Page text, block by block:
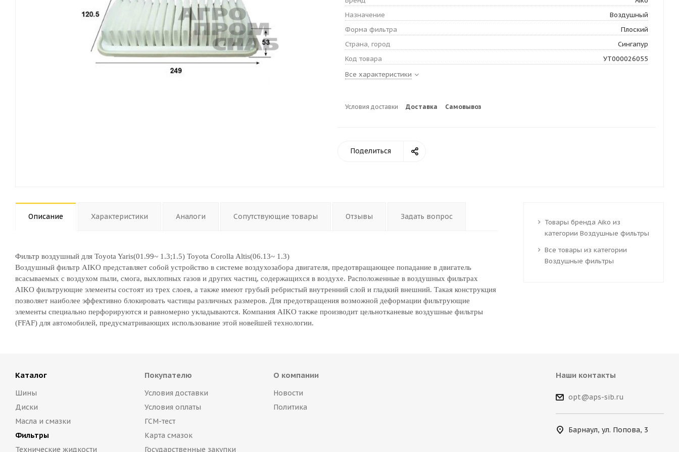
Назначение
Воздушный
Форма фильтра
Плоский
Страна, город
Сингапур
Код товара
УТ000026055
Все характеристики
Условия доставки Доставка Самовывоз
Поделиться
Описание Характеристики Аналоги Сопутствующие товары Отзывы Задать вопрос
Фильтр воздушный для Toyota Yaris(01.99~ 1.3;1.5) Toyota Corolla Altis(06.13~ 1.3)
Воздушный фильтр AIKO представляет собой устройство в системе воздухозабора двигателя, предотвращающее попадание в двигатель
всасываемых с воздухом пыли, смога, выхлопных газов и других частиц, содержащихся в воздухе. Расположенные в воздушных фильтрах
AIKO фильтрующие элементы состоят из трех слоев, а также имеют грубый ребристый внутренний слой и гладкий внешний. Такая конструкция
позволяет наиболее эффективно блокировать частицы различных размеров. Для предотвращения возможной деформации фильтрующие
элементы специально перфорируются и равномерно укладываются. Компания AIKO также производит цельнотканевые воздушные фильтры
(FFAF) для автомобилей, предусматривающих использование этой новейшей технологии.
Товары бренда Aiko из
категории Воздушные фильтры
Все товары из категории
Воздушные фильтры
Каталог
Шины
Диски
Масла и смазки
Фильтры
Технические жидкости
Покупателю
Условия доставки
Условия оплаты
ГСМ-тест
Карта смазок
Государственные закупки
О компании
Новости
Политика
Наши контакты
opt@aps-sib.ru
Барнаул, ул. Попова, 3